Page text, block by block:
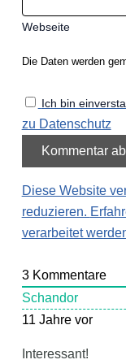
Webseite
Die Daten werden
Ich bin
zu Datenschutz
Diese Website
reduzieren.
verarbeitet
3Kommentare
Schandor
11 Jahre vor
Interessant!